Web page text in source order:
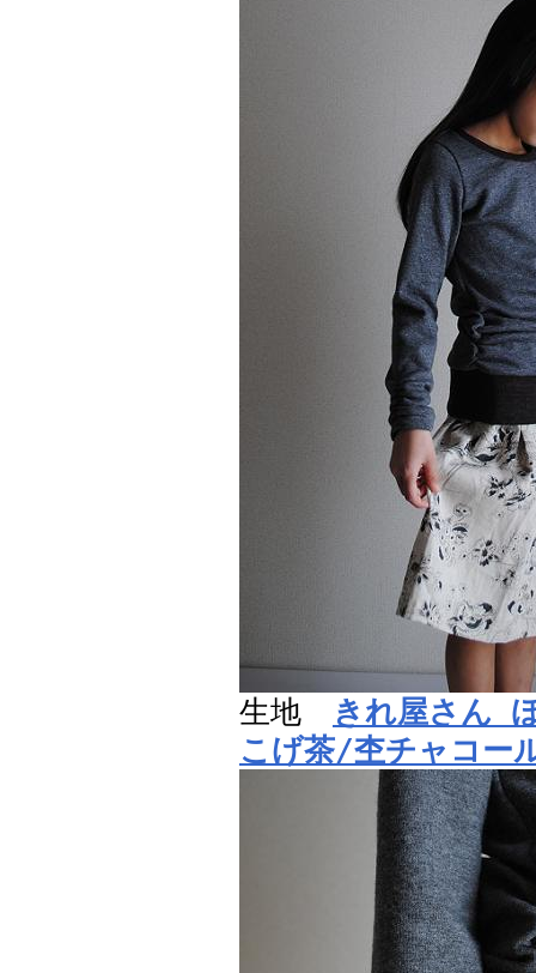
生地
きれ屋さん
こげ茶/杢チャコー